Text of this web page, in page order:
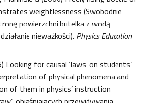
weightlessness (Swobodnie
powierzchni butelka z wodą
nieważkości). Physics Education
Looking for causal ‘laws’ on students’
of physical phenomena and
of them in physics’ instruction